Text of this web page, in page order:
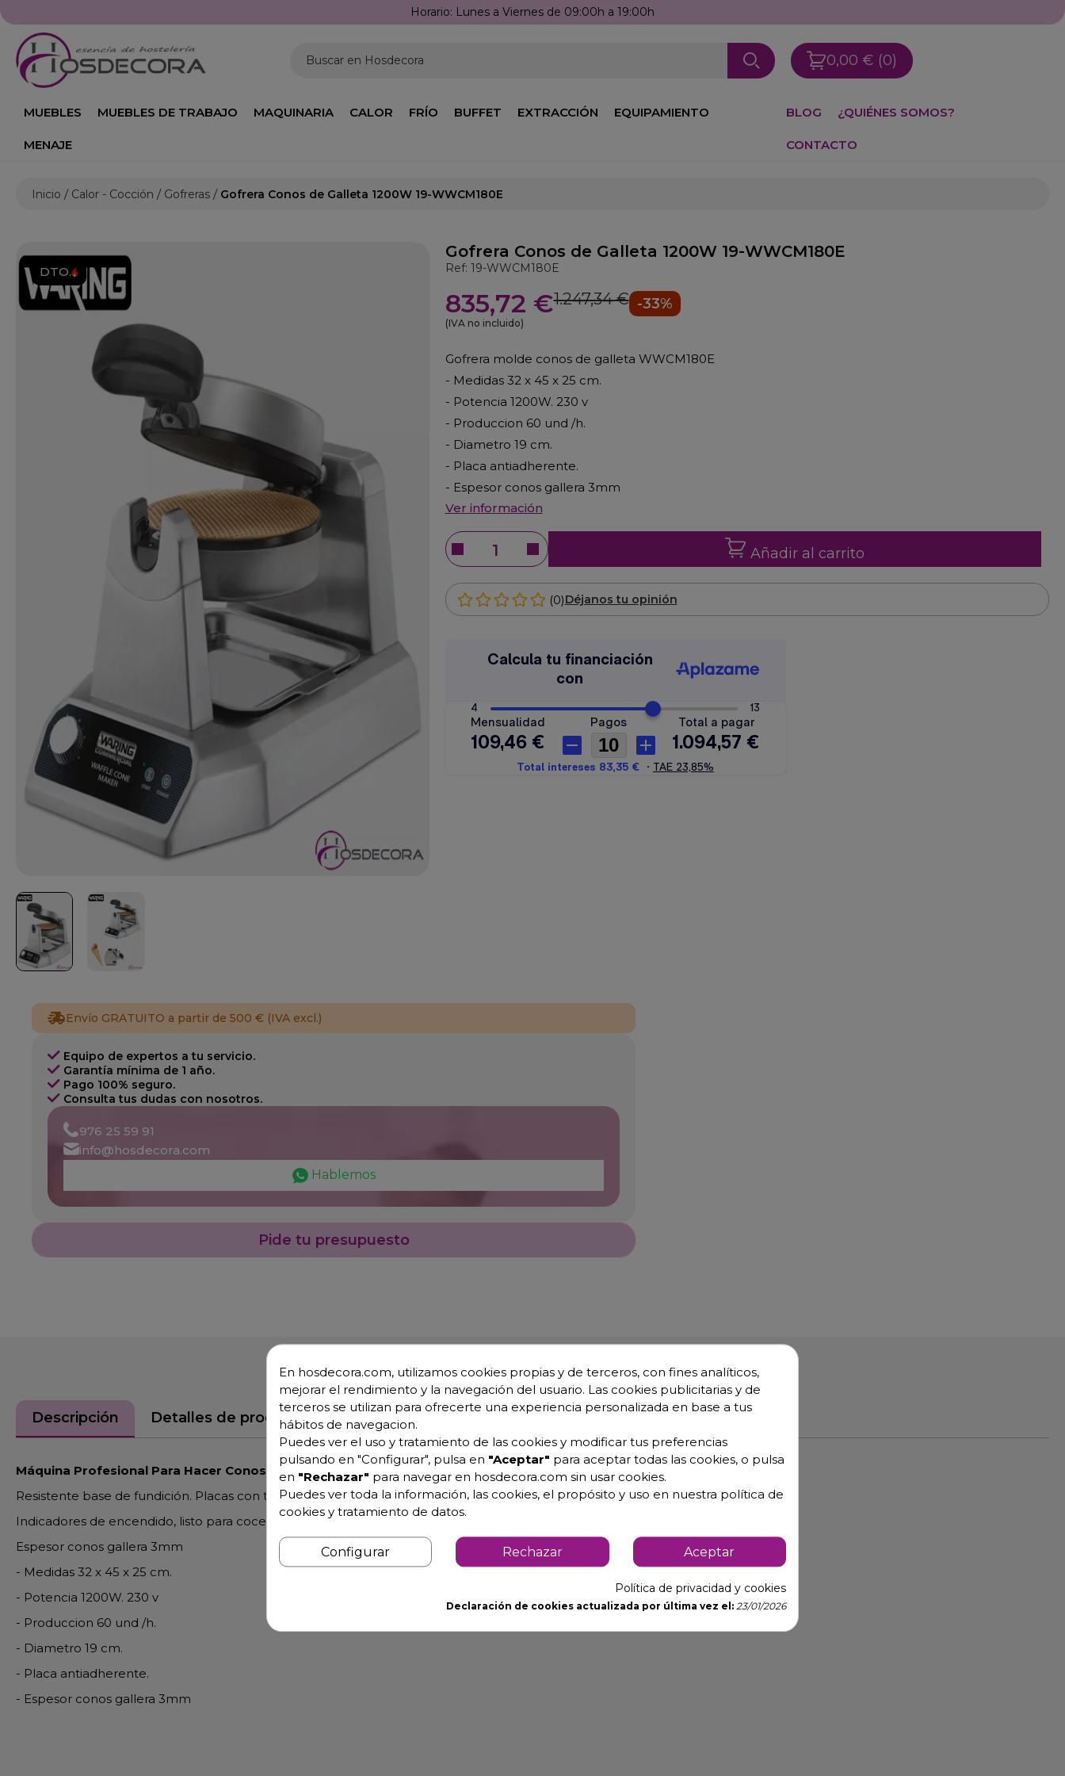
Horario: Lunes a Viernes de 09:00h a 19:00h
Buscar en Hosdecora 0,00 € (0)
MUEBLES MUEBLES DE TRABAJO MAQUINARIA CALOR FRÍO BUFFET EXTRACCIÓN EQUIPAMIENTO
MENAJE
BLOG ¿QUIÉNES SOMOS?
CONTACTO
Inicio Calor - Cocción Gofreras Gofrera Conos de Galleta 1200W 19-WWCM180E
DTO.
Gofrera Conos de Galleta 1200W 19-WWCM180E
Ref: 19-WWCM180E
835,72 €1.247,34 € -33%
(IVA no incluido)
Gofrera molde conos de galleta WWCM180E
- Medidas 32 x 45 x 25 cm.
- Potencia 1200W. 230 v
- Produccion 60 und /h.
- Diametro 19 cm.
- Placa antiadherente.
- Espesor conos gallera 3mm
Ver información
Añadir al carrito
(0)Déjanos tu opinión
Envío GRATUITO a partir de 500 € (IVA excl.)
Equipo de expertos a tu servicio.
Garantía mínima de 1 año.
Pago 100% seguro.
Consulta tus dudas con nosotros.
976 25 59 91
info@hosdecora.com
Hablemos
Pide tu presupuesto
Descripción Detalles de producto
Máquina Profesional Para Hacer Conos De Galleta WWCM180E
Resistente base de fundición. Placas con triple capa antiadherente.
Indicadores de encendido, listo para cocer y listo para comer.
Espesor conos gallera 3mm
- Medidas 32 x 45 x 25 cm.
- Potencia 1200W. 230 v
- Produccion 60 und /h.
- Diametro 19 cm.
- Placa antiadherente.
- Espesor conos gallera 3mm
En hosdecora.com, utilizamos cookies propias y de terceros, con fines analíticos,
mejorar el rendimiento y la navegación del usuario. Las cookies publicitarias y de
terceros se utilizan para ofrecerte una experiencia personalizada en base a tus
hábitos de navegacion.
Puedes ver el uso y tratamiento de las cookies y modificar tus preferencias
pulsando en "Configurar", pulsa en "Aceptar" para aceptar todas las cookies, o pulsa
en "Rechazar" para navegar en hosdecora.com sin usar cookies.
Puedes ver toda la información, las cookies, el propósito y uso en nuestra política de
cookies y tratamiento de datos.
Configurar Rechazar Aceptar
Política de privacidad y cookies
Declaración de cookies actualizada por última vez el: 23/01/2026